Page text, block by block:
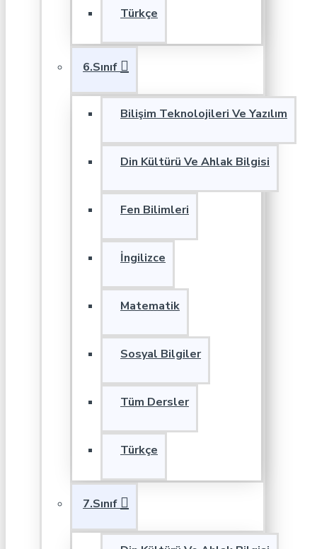
Türkçe
6.Sınıf
Bilişim Teknolojileri Ve Yazılım
Din Kültürü Ve Ahlak Bilgisi
Fen Bilimleri
İngilizce
Matematik
Sosyal Bilgiler
Tüm Dersler
Türkçe
7.Sınıf